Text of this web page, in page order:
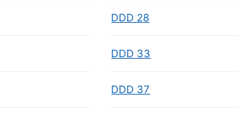
DDD 28
DDD 33
DDD 37